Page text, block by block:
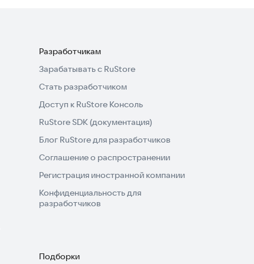
Разработчикам
Зарабатывать с RuStore
Стать разработчиком
Доступ к RuStore Консоль
RuStore SDK (документация)
Блог RuStore для разработчиков
Соглашение о распространении
Регистрация иностранной компании
Конфиденциальность для
разработчиков
Подборки